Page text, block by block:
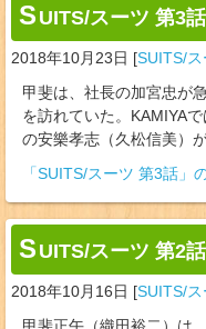
S UITS/スーツ 第3話
2018年10月23日 [SUITS/
甲斐は、社長の加宮忠が
を訪れていた。KAMIYA
の安樂孝志（久松信美）
「SUITS/スーツ 第3話」
S UITS/スーツ 第2話
2018年10月16日 [SUITS/